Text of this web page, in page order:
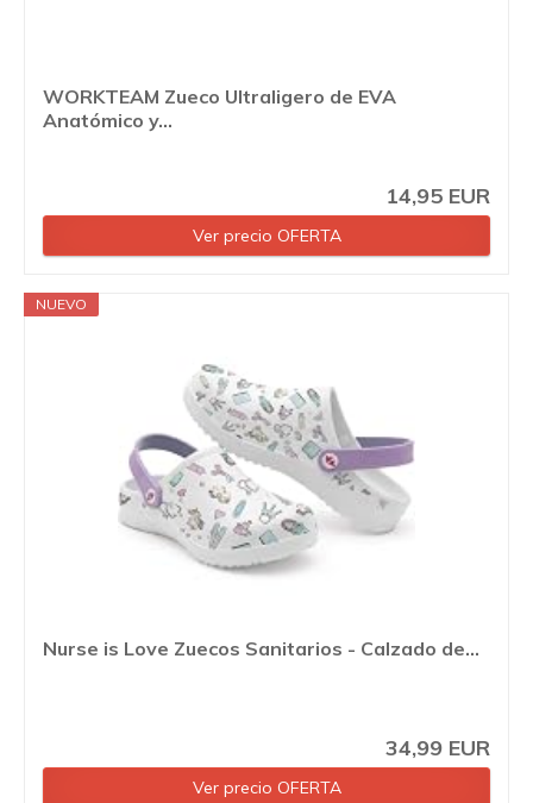
WORKTEAM Zueco Ultraligero de EVA
Anatómico y...
14,95 EUR
Ver precio OFERTA
NUEVO
Nurse is Love Zuecos Sanitarios - Calzado de...
34,99 EUR
Ver precio OFERTA